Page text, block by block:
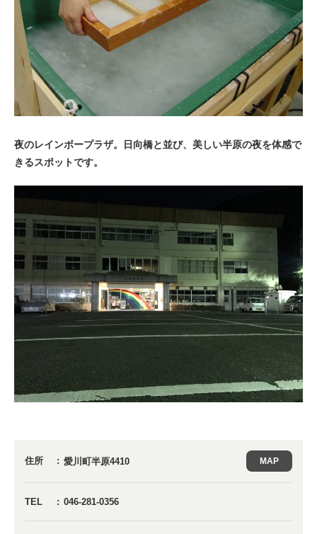
夜のレインボープラザ。日向橋と並び、美しい半原の夜を体感で
きるスポットです。
住所 愛川町半原4410 MAP
TEL 046-281-0356